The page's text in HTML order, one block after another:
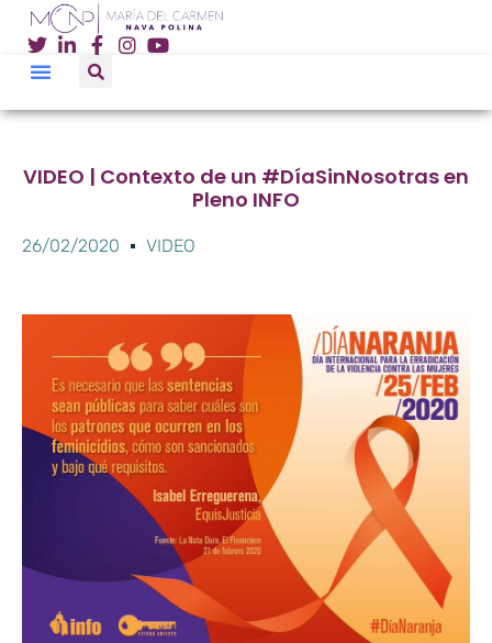
VIDEO | Contexto de un #DíaSinNosotras en
Pleno INFO
26/02/2020 VIDEO